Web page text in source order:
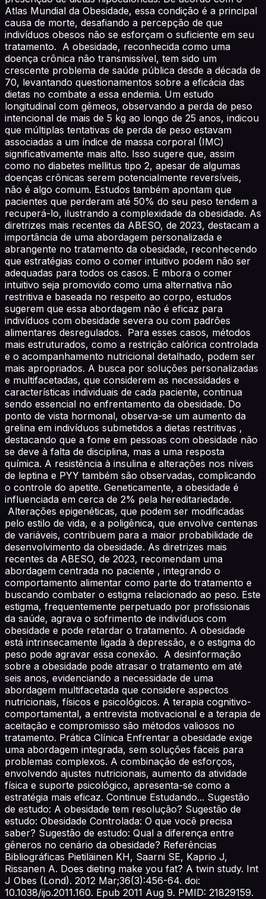
Atlas Mundial da Obesidade, essa condição é a principal
causa de morte, desafiando a percepção de que
indivíduos obesos não se esforçam o suficiente em seu
tratamento. A obesidade, reconhecida como uma
doença crônica não transmissível, tem sido um
crescente problema de saúde pública desde a década de
70, levantando questionamentos sobre a eficácia das
dietas no combate a essa endemia. Um estudo
longitudinal com gêmeos, observando a perda de peso
intencional de mais de 5 kg ao longo de 25 anos, indicou
que múltiplas tentativas de perda de peso estavam
associadas a um índice de massa corporal (IMC)
significativamente mais alto. Isso sugere que, assim
como no diabetes mellitus tipo 2, apesar de algumas
doenças crônicas serem potencialmente reversíveis,
não é algo comum. Estudos também apontam que
pacientes que perderam até 50% do seu peso tendem a
recuperá-lo, ilustrando a complexidade da obesidade. As
diretrizes mais recentes da ABESO, de 2023, destacam a
importância de uma abordagem personalizada e
abrangente no tratamento da obesidade, reconhecendo
que estratégias como o comer intuitivo podem não ser
adequadas para todos os casos. E mbora o comer
intuitivo seja promovido como uma alternativa não
restritiva e baseada no respeito ao corpo, estudos
sugerem que essa abordagem não é eficaz para
indivíduos com obesidade severa ou com padrões
alimentares desregulados. Para esses casos, métodos
mais estruturados, como a restrição calórica controlada
e o acompanhamento nutricional detalhado, podem ser
mais apropriados. A busca por soluções personalizadas
e multifacetadas, que considerem as necessidades e
características individuais de cada paciente, continua
sendo essencial no enfrentamento da obesidade. Do
ponto de vista hormonal, observa-se um aumento da
grelina em indivíduos submetidos a dietas restritivas ,
destacando que a fome em pessoas com obesidade não
se deve à falta de disciplina, mas a uma resposta
química. A resistência à insulina e alterações nos níveis
de leptina e PYY também são observadas, complicando
o controle do apetite. Geneticamente, a obesidade é
influenciada em cerca de 2% pela hereditariedade.
Alterações epigenéticas, que podem ser modificadas
pelo estilo de vida, e a poligênica, que envolve centenas
de variáveis, contribuem para a maior probabilidade de
desenvolvimento da obesidade. As diretrizes mais
recentes da ABESO, de 2023, recomendam uma
abordagem centrada no paciente , integrando o
comportamento alimentar como parte do tratamento e
buscando combater o estigma relacionado ao peso. Este
estigma, frequentemente perpetuado por profissionais
da saúde, agrava o sofrimento de indivíduos com
obesidade e pode retardar o tratamento. A obesidade
está intrinsecamente ligada à depressão, e o estigma do
peso pode agravar essa conexão. A desinformação
sobre a obesidade pode atrasar o tratamento em até
seis anos, evidenciando a necessidade de uma
abordagem multifacetada que considere aspectos
nutricionais, físicos e psicológicos. A terapia cognitivo-
comportamental, a entrevista motivacional e a terapia de
aceitação e compromisso são métodos valiosos no
tratamento. Prática Clínica Enfrentar a obesidade exige
uma abordagem integrada, sem soluções fáceis para
problemas complexos. A combinação de esforços,
envolvendo ajustes nutricionais, aumento da atividade
física e suporte psicológico, apresenta-se como a
estratégia mais eficaz. Continue Estudando... Sugestão
de estudo: A obesidade tem resolução? Sugestão de
estudo: Obesidade Controlada: O que você precisa
saber? Sugestão de estudo: Qual a diferença entre
gêneros no cenário da obesidade? Referências
Bibliográficas Pietiläinen KH, Saarni SE, Kaprio J,
Rissanen A. Does dieting make you fat? A twin study. Int
J Obes (Lond). 2012 Mar;36(3):456-64. doi:
10.1038/ijo.2011.160. Epub 2011 Aug 9. PMID: 21829159.